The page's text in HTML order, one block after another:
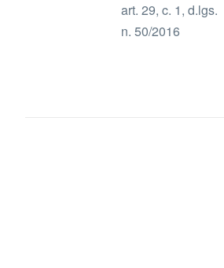
art. 29, c. 1, d.lgs.
n. 50/2016